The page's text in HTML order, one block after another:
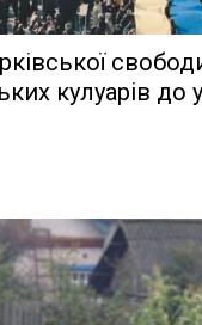
кулуарів до